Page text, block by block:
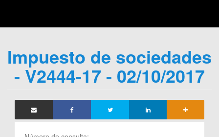
Impuesto de sociedades
- V2444-17 - 02/10/2017